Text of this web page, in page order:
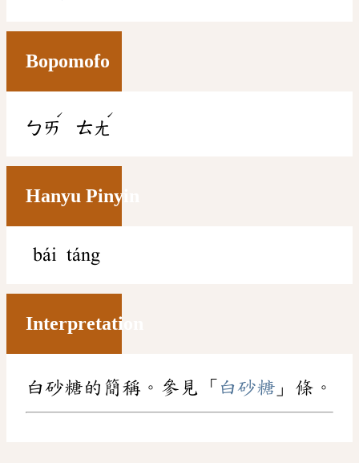
Bopomofo
ㄅㄞ
ˊ
ㄊㄤ
ˊ
Hanyu Pinyin
bái táng
Interpretation
白砂糖的簡稱。參見「 白砂糖 」條。